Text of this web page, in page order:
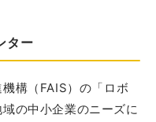
ター
構（FAIS）の「ロボ
の中小企業のニーズに